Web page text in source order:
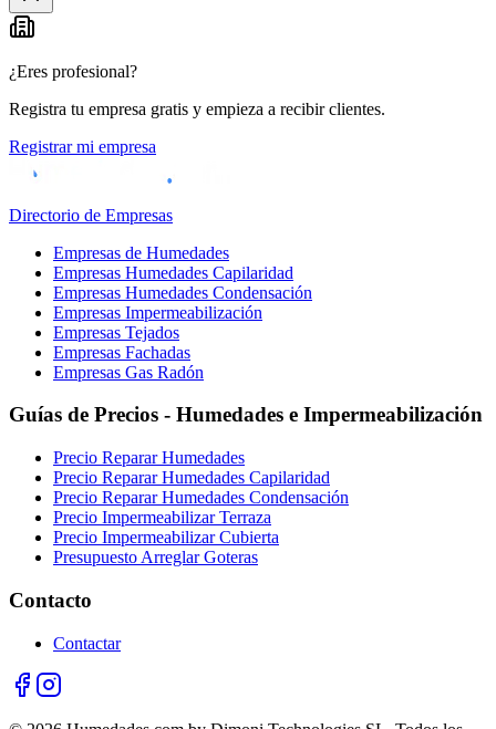
¿Eres profesional?
Registra tu empresa gratis y empieza a recibir clientes.
Registrar mi empresa
Directorio de Empresas
Empresas de Humedades
Empresas Humedades Capilaridad
Empresas Humedades Condensación
Empresas Impermeabilización
Empresas Tejados
Empresas Fachadas
Empresas Gas Radón
Guías de Precios - Humedades e Impermeabilización
Precio Reparar Humedades
Precio Reparar Humedades Capilaridad
Precio Reparar Humedades Condensación
Precio Impermeabilizar Terraza
Precio Impermeabilizar Cubierta
Presupuesto Arreglar Goteras
Contacto
Contactar